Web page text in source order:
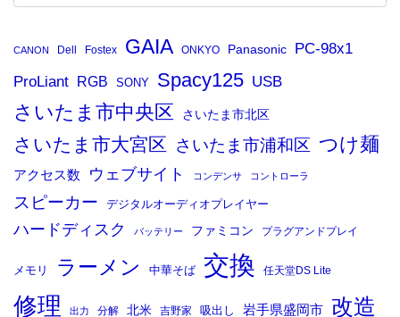
CANON Dell Fostex GAIA ONKYO Panasonic PC-98x1
ProLiant RGB SONY Spacy125 USB
さいたま市中央区 さいたま市北区
さいたま市大宮区 さいたま市浦和区 つけ麺
アクセス数 ウェブサイト コンデンサ コントローラ
スピーカー デジタルオーディオプレイヤー
ハードディスク バッテリー ファミコン プラグアンドプレイ
メモリ ラーメン 中華そば 交換 任天堂DS Lite
修理 出力 分解 北米 吉野家 吸出し 岩手県盛岡市 改造